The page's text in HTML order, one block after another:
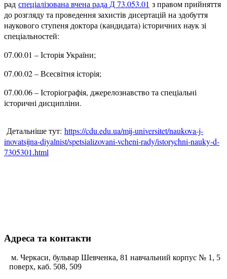
рад спеціалізована вчена рада Д 73.053.01 з правом прийняття
до розгляду та проведення захистів дисертацій на здобуття
наукового ступеня доктора (кандидата) історичних наук зі
спеціальностей:
07.00.01 – Історія України;
07.00.02 – Всесвітня історія;
07.00.06 – Історіографія, джерелознавство та спеціальні
історичні дисципліни.
Детальніше тут: https://cdu.edu.ua/mij-universitet/naukova-j-
inovatsijna-diyalnist/spetsializovani-vcheni-rady/istorychni-nauky-d-
7305301 .html
Адреса та контакти
м. Черкаси, бульвар Шевченка, 81 навчальний корпус № 1, 5
поверх, каб. 508, 509